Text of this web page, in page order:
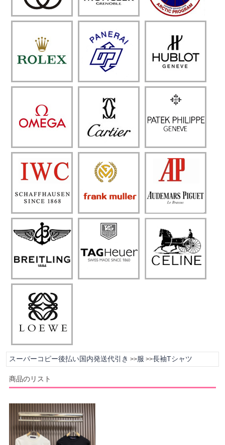
スーパーコピー後払い国内発送代引き >>服 >>長袖Tシャツ
商品のリスト